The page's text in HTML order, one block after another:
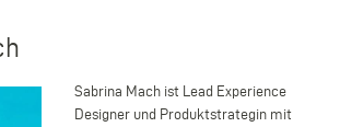
Sabrina Mach ist Lead Experience
Designer und Produktstrategin mit